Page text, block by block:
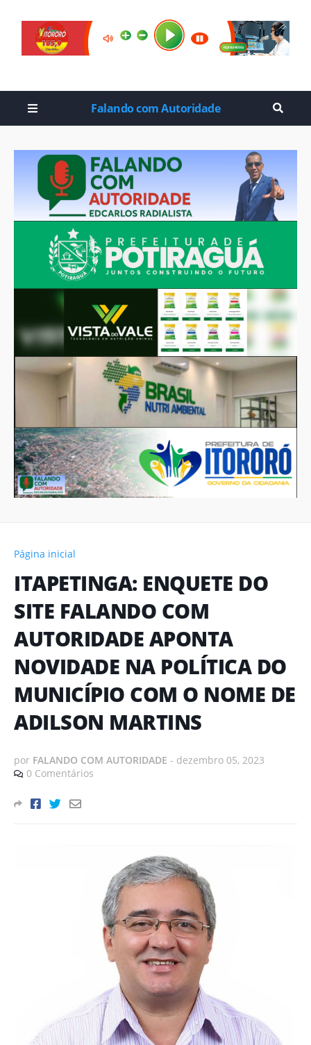
Falando com Autoridade
Página inicial
ITAPETINGA: ENQUETE DO
SITE FALANDO COM
AUTORIDADE APONTA
NOVIDADE NA POLÍTICA DO
MUNICÍPIO COM O NOME DE
ADILSON MARTINS
por FALANDO COM AUTORIDADE - dezembro 05, 2023
0 Comentários